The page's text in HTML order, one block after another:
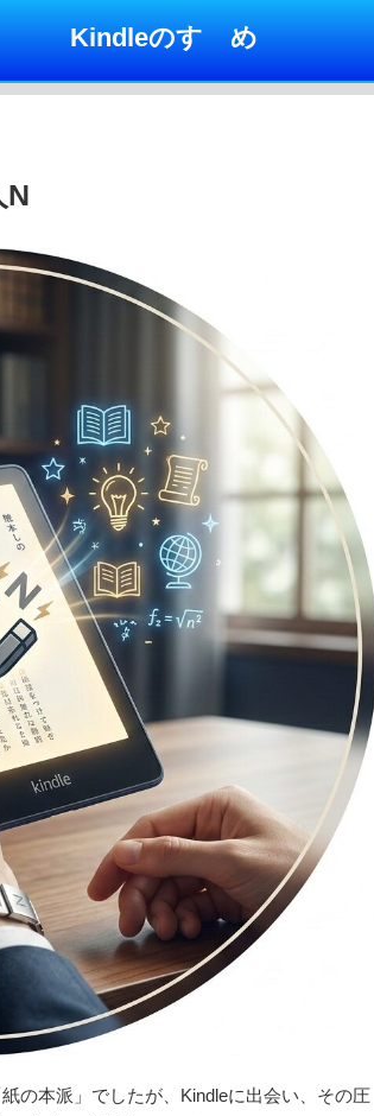
Kindleのすゝめ
N
の本派」でしたが、Kindleに出会い、その圧